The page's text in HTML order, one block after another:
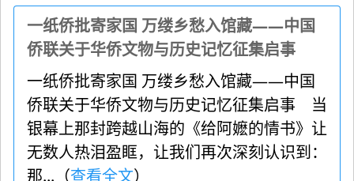
一纸侨批寄家国 万缕乡愁入馆藏——中国
侨联关于华侨文物与历史记忆征集启事
一纸侨批寄家国 万缕乡愁入馆藏——中国
侨联关于华侨文物与历史记忆征集启事 当
银幕上那封跨越山海的《给阿嬷的情书》让
无数人热泪盈眶，让我们再次深刻认识到：
那...（查看全文）